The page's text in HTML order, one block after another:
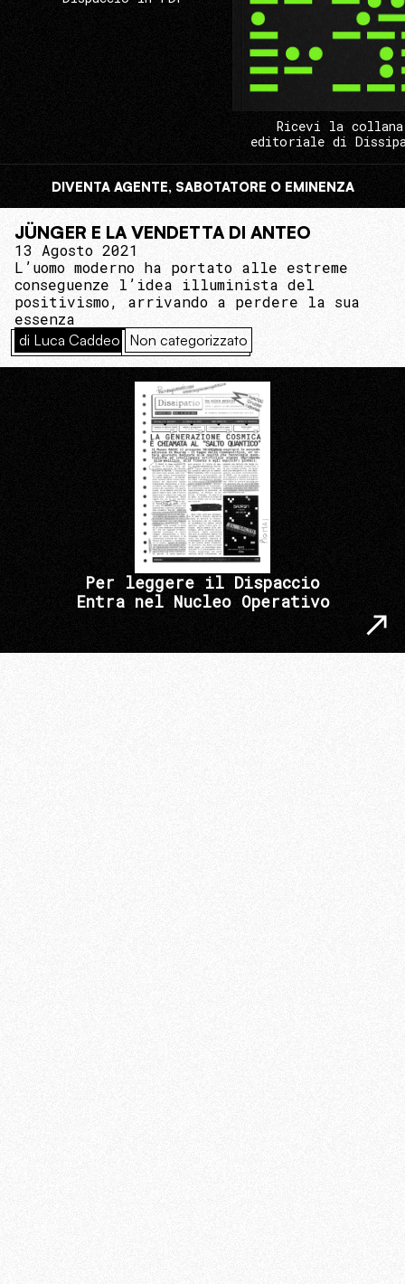
Ricevi la collana
editoriale di
DIVENTA AGENTE, SABOTATORE O EMINENZA
JÜNGER E LA VENDETTA DI ANTEO
13 Agosto 2021
L’uomo moderno ha portato alle estreme
conseguenze l’idea illuminista del
positivismo, arrivando a perdere la sua
essenza
di Luca Caddeo Non categorizzato
Per leggere il Dispaccio
Entra nel Nucleo Operativo